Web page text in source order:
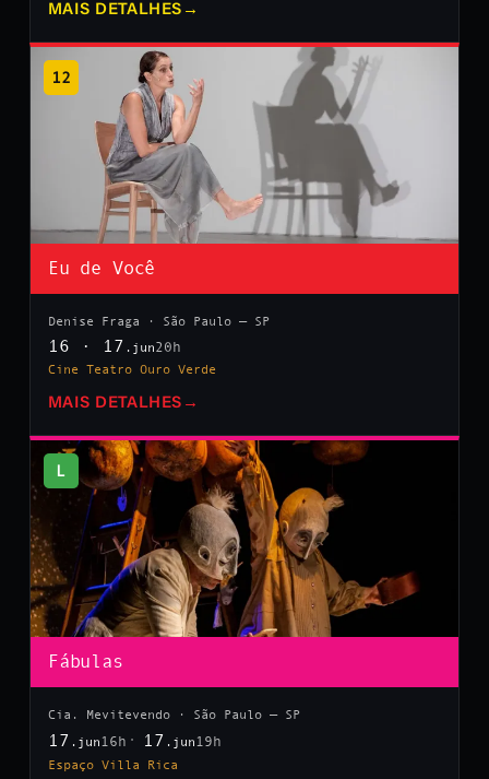
MAIS DETALHES →
12
Eu de Você
Denise Fraga · São Paulo — SP
16 · 17 .jun20h
Cine Teatro Ouro Verde
MAIS DETALHES →
L
Fábulas
Cia. Mevitevendo · São Paulo — SP
17 .jun 16h 17 .jun 19h
Espaço Villa Rica